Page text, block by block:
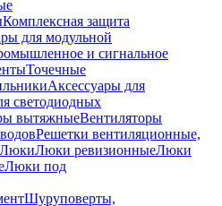
Комплексная защита
для модульной
и сигнальное
Точечные
Аксессуары для
светодиодных
вытяжныеВентиляторы
Решетки вентиляционные,
ЛюкиЛюки ревизионныеЛюки
Люки под
Шуруповерты,